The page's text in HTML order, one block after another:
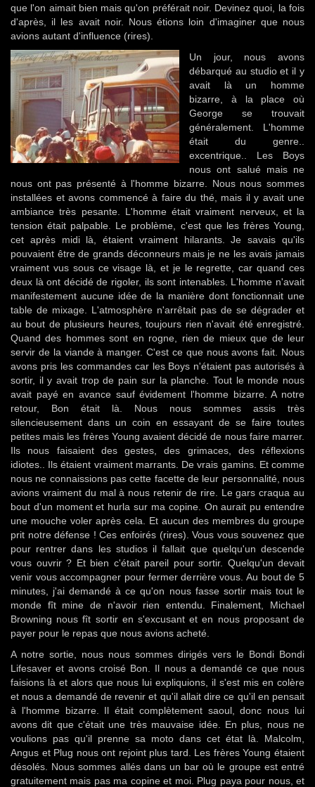
que l'on aimait bien mais qu'on préférait noir. Devinez quoi, la fois
d'après, il les avait noir. Nous étions loin d'imaginer que nous
avions autant d'influence (rires).
Un jour, nous avons
débarqué au studio et il y
avait là un homme
bizarre, à la place où
George se trouvait
généralement. L'homme
était du genre..
excentrique.. Les Boys
nous ont salué mais ne
nous ont pas présenté à l'homme bizarre. Nous nous sommes
installées et avons commencé à faire du thé, mais il y avait une
ambiance très pesante. L'homme était vraiment nerveux, et la
tension était palpable. Le problème, c'est que les frères Young,
cet après midi là, étaient vraiment hilarants. Je savais qu'ils
pouvaient être de grands déconneurs mais je ne les avais jamais
vraiment vus sous ce visage là, et je le regrette, car quand ces
deux là ont décidé de rigoler, ils sont intenables. L'homme n'avait
manifestement aucune idée de la manière dont fonctionnait une
table de mixage. L'atmosphère n'arrêtait pas de se dégrader et
au bout de plusieurs heures, toujours rien n'avait été enregistré.
Quand des hommes sont en rogne, rien de mieux que de leur
servir de la viande à manger. C'est ce que nous avons fait. Nous
avons pris les commandes car les Boys n'étaient pas autorisés à
sortir, il y avait trop de pain sur la planche. Tout le monde nous
avait payé en avance sauf évidement l'homme bizarre. A notre
retour, Bon était là. Nous nous sommes assis très
silencieusement dans un coin en essayant de se faire toutes
petites mais les frères Young avaient décidé de nous faire marrer.
Ils nous faisaient des gestes, des grimaces, des réflexions
idiotes.. Ils étaient vraiment marrants. De vrais gamins. Et comme
nous ne connaissions pas cette facette de leur personnalité, nous
avions vraiment du mal à nous retenir de rire. Le gars craqua au
bout d'un moment et hurla sur ma copine. On aurait pu entendre
une mouche voler après cela. Et aucun des membres du groupe
prit notre défense ! Ces enfoirés (rires). Vous vous souvenez que
pour rentrer dans les studios il fallait que quelqu'un descende
vous ouvrir ? Et bien c'était pareil pour sortir. Quelqu'un devait
venir vous accompagner pour fermer derrière vous. Au bout de 5
minutes, j'ai demandé à ce qu'on nous fasse sortir mais tout le
monde fît mine de n'avoir rien entendu. Finalement, Michael
Browning nous fît sortir en s'excusant et en nous proposant de
payer pour le repas que nous avions acheté.
A notre sortie, nous nous sommes dirigés vers le Bondi Bondi
Lifesaver et avons croisé Bon. Il nous a demandé ce que nous
faisions là et alors que nous lui expliquions, il s'est mis en colère
et nous a demandé de revenir et qu'il allait dire ce qu'il en pensait
à l'homme bizarre. Il était complètement saoul, donc nous lui
avons dit que c'était une très mauvaise idée. En plus, nous ne
voulions pas qu'il prenne sa moto dans cet état là. Malcolm,
Angus et Plug nous ont rejoint plus tard. Les frères Young étaient
désolés. Nous sommes allés dans un bar où le groupe est entré
gratuitement mais pas ma copine et moi. Plug paya pour nous, et